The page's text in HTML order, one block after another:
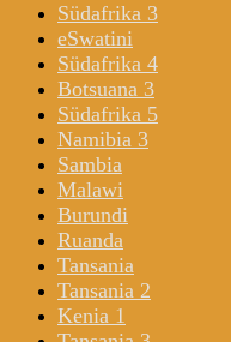
Südafrika 3
eSwatini
Südafrika 4
Botsuana 3
Südafrika 5
Namibia 3
Sambia
Malawi
Burundi
Ruanda
Tansania
Tansania 2
Kenia 1